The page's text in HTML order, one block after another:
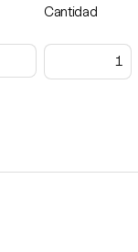
Cantidad